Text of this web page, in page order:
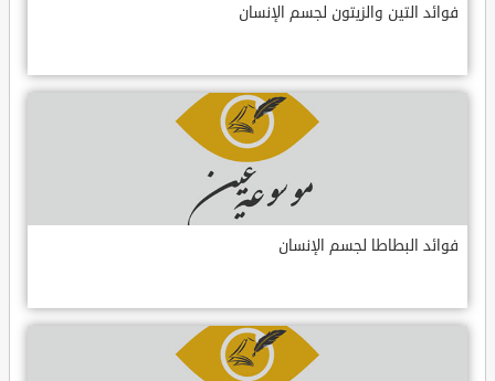
فوائد التين والزيتون لجسم الإنسان
فوائد البطاطا لجسم الإنسان